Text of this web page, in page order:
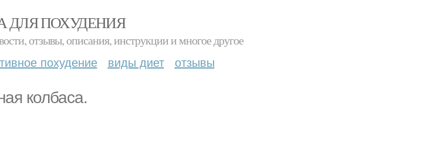
ДЛЯ ПОХУДЕНИЯ
отзывы, описания, инструкции и многое другое
похудение виды диет отзывы
колбаса.